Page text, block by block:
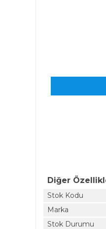
Diğer
Stok Kodu
Marka
Stok Durumu